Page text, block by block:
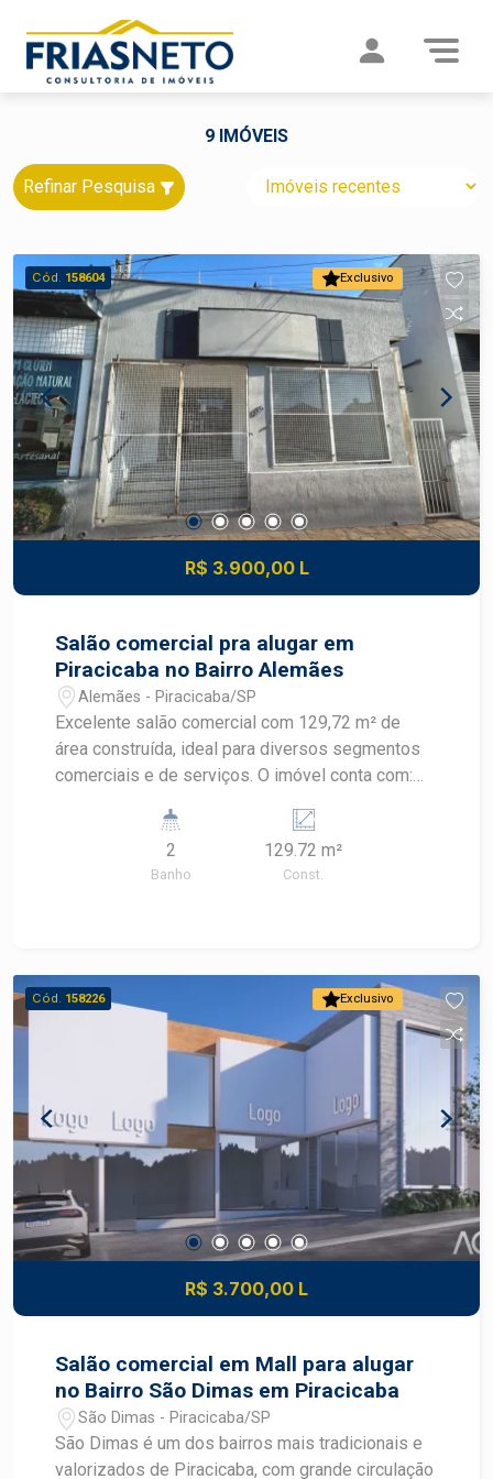
9 IMÓVEIS
Refinar Pesquisa
Exclusivo
Cód. 158604
R$ 3.900,00 L
Salão comercial pra alugar em
Piracicaba no Bairro Alemães
Alemães - Piracicaba/SP
Excelente salão comercial com 129,72 m² de
área construída, ideal para diversos segmentos
comerciais e de serviços. O imóvel conta com:
flexibilidade para adequação do seu negócio; 2
banheiros; Boa distribuição dos ambientes; Ótima
opção para lojas, escritórios, clínicas, estúdios e
contato para mais informações e agende uma
visita!
2
Banho
129.72 m²
Const.
Exclusivo
Cód. 158226
R$ 3.700,00 L
Salão comercial em Mall para alugar
no Bairro São Dimas em Piracicaba
São Dimas - Piracicaba/SP
São Dimas é um dos bairros mais tradicionais e
valorizados de Piracicaba, com grande circulação